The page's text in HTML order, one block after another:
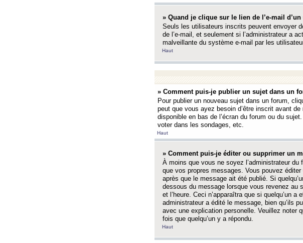
» Quand je clique sur le lien de l’e-mail
Seuls les utilisateurs inscrits peuvent envoyer
de l’e-mail, et seulement si l’administrateur a
malveillante du système e-mail par les
Haut
» Comment puis-je publier un sujet dans un
Pour publier un nouveau sujet dans un forum,
peut que vous ayez besoin d’être inscrit avant
disponible en bas de l’écran du forum ou du
voter dans les sondages, etc.
Haut
» Comment puis-je éditer ou supprimer un
À moins que vous ne soyez l’administrateur
que vos propres messages. Vous pouvez
après que le message ait été publié. Si
dessous du message lorsque vous revenez au
et l’heure. Ceci n’apparaîtra que si quelqu’un
administrateur a édité le message, bien qu’ils
avec une explication personelle. Veuillez noter
fois que quelqu’un y a répondu.
Haut